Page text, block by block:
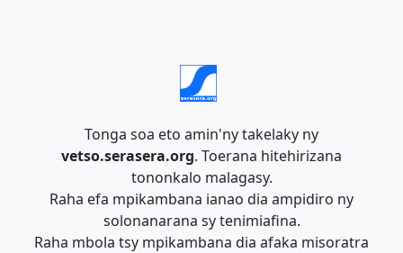
Tonga soa eto amin'ny takelaky ny
vetso.serasera.org. Toerana hitehirizana
tononkalo malagasy.
Raha efa mpikambana ianao dia ampidiro ny
solonanarana sy tenimiafina.
Raha mbola tsy mpikambana dia afaka misoratra